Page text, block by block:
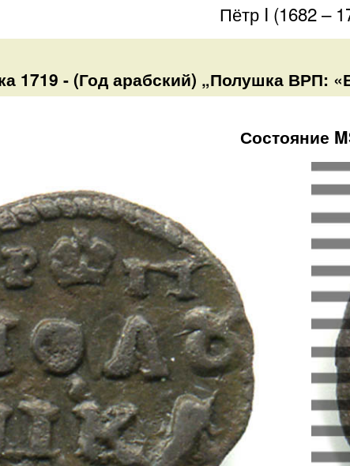
Пётр I (1682 –
1719 - (Год арабский) „Полушка ВРП:
Состояние